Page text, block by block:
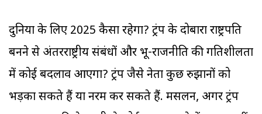
दुनिया के लिए 2025 कैसा रहेगा? ट्रंप के दोबारा राष्ट्रपति
बनने से अंतरराष्ट्रीय संबंधों और भू-राजनीति की गतिशीलता
में कोई बदलाव आएगा? ट्रंप जैसे नेता कुछ रुझानों को
भड़का सकते हैं या नरम कर सकते हैं. मसलन, अगर ट्रंप